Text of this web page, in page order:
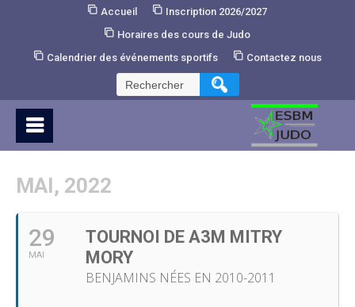
Accueil
Inscription 2026/2027
Horaires des cours de Judo
Calendrier des événements sportifs
Contactez nous
Rechercher :
MAI, 2022
29
MAI
TOURNOI DE A3M MITRY
MORY
BENJAMINS NÉES EN 2010-2011